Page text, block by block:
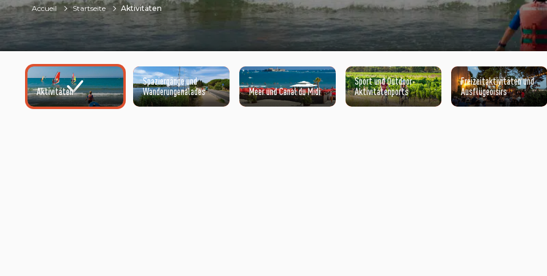
©HENRI COMTE PLAGE DE VIAS - VIAS PLAGE - F34
Accueil Startseite Aktivitäten
Aktivitäten
Spaziergänge und
Wanderungenalades
Meer und Canal du Midi
Sport und Outdoor-
Aktivitätenports
Freizeitaktivitäten und
Ausflügeoisirs